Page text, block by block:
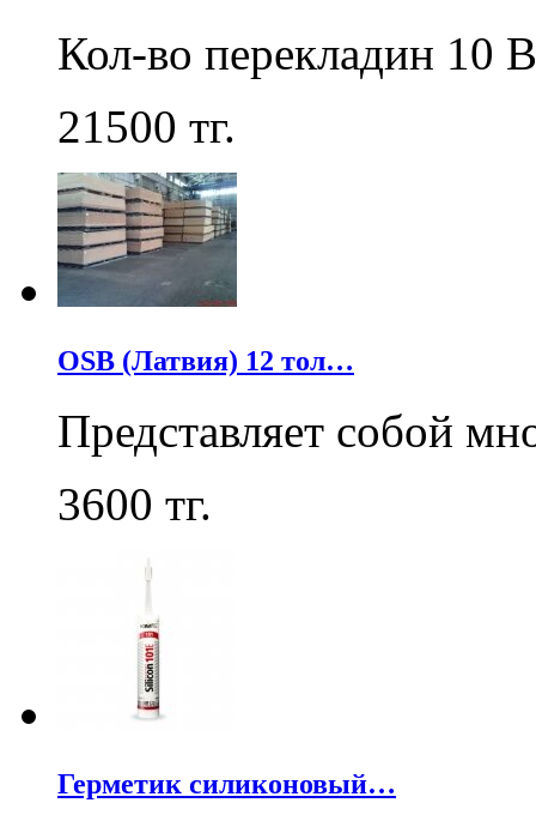
Кол-во перекладин 10
21500 тг.
OSB (Латвия) 12 тол…
Представляет собой
3600 тг.
Герметик силиконовый…